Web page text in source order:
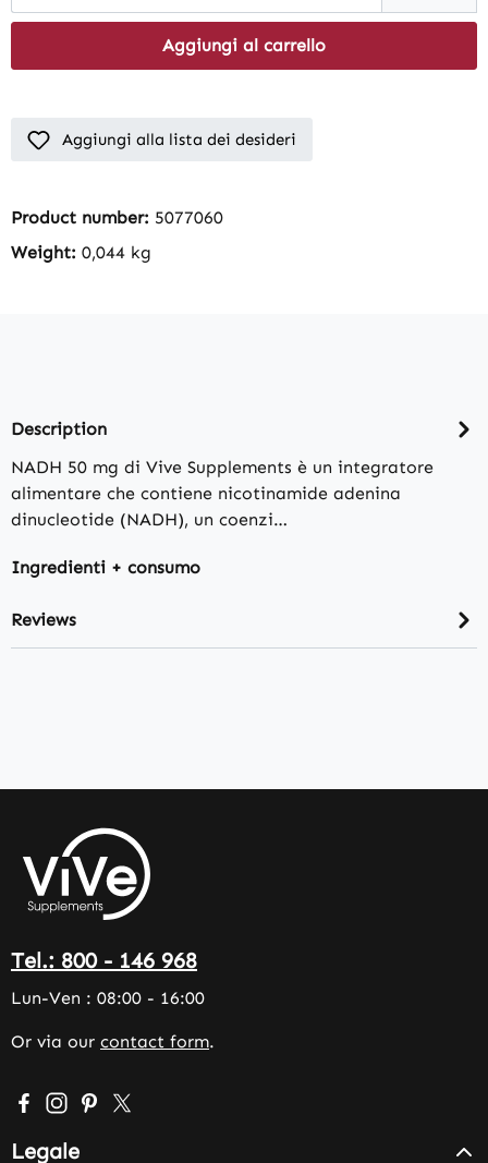
Aggiungi al carrello
Aggiungi alla lista dei desideri
Product number: 5077060
Weight: 0,044 kg
Description
NADH 50 mg di Vive Supplements è un integratore
alimentare che contiene nicotinamide adenina
dinucleotide (NADH), un coenzi…
Ingredienti + consumo
Reviews
Tel.: 800 - 146 968
Lun-Ven : 08:00 - 16:00
Or via our contact form.
Visit us on Facebook – opens in a new browser tab
Check us out on Instagram – opens in a new
Get inspired on Pinterest – opens in a new
Follow us on X – opens in a new browser
Legale